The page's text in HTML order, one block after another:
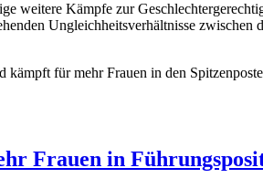
weitere Kämpfe zur
Ungleichheitsverhältnisse zwischen
für mehr Frauen in den
Frauen in